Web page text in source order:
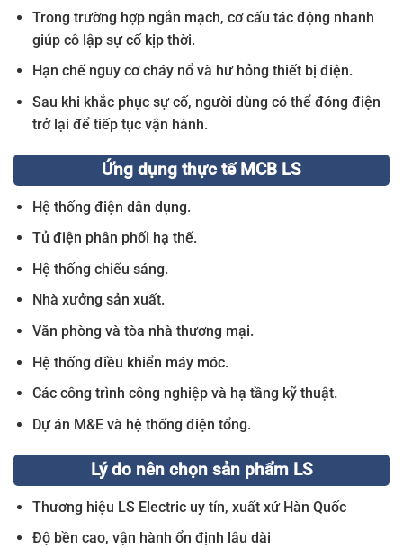
Trong trường hợp ngắn mạch, cơ cấu tác động nhanh
giúp cô lập sự cố kịp thời.
Hạn chế nguy cơ cháy nổ và hư hỏng thiết bị điện.
Sau khi khắc phục sự cố, người dùng có thể đóng điện
trở lại để tiếp tục vận hành.
Ứng dụng thực tế MCB LS
Hệ thống điện dân dụng.
Tủ điện phân phối hạ thế.
Hệ thống chiếu sáng.
Nhà xưởng sản xuất.
Văn phòng và tòa nhà thương mại.
Hệ thống điều khiển máy móc.
Các công trình công nghiệp và hạ tầng kỹ thuật.
Dự án M&E và hệ thống điện tổng.
Lý do nên chọn sản phẩm LS
Thương hiệu LS Electric uy tín, xuất xứ Hàn Quốc
Độ bền cao, vận hành ổn định lâu dài